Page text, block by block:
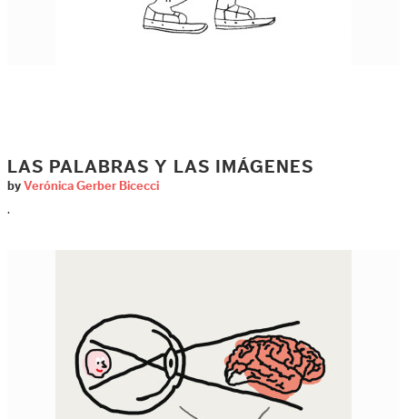
LAS PALABRAS Y LAS IMÁGENES
by Verónica Gerber Bicecci
.